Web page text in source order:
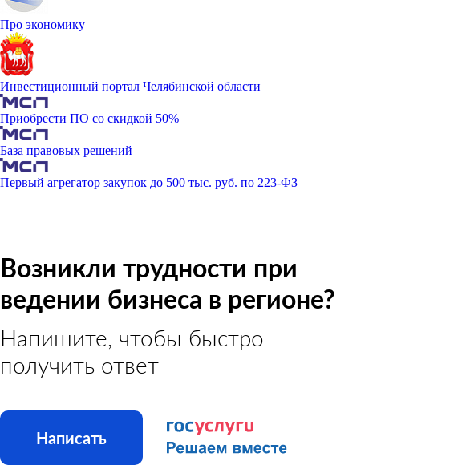
Про экономику
Инвестиционный портал Челябинской области
Приобрести ПО со скидкой 50%
База правовых решений
Первый агрегатор закупок до 500 тыс. руб. по 223-ФЗ
Возникли трудности при
ведении бизнеса в регионе?
Напишите, чтобы быстро
получить ответ
Написать